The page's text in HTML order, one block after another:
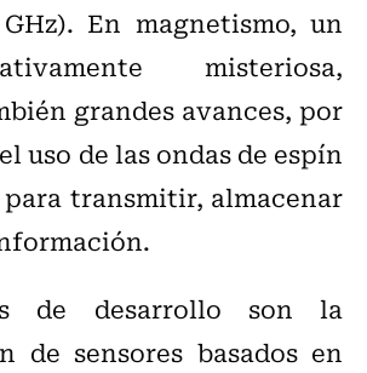
En magnetismo, un
misteriosa,
grandes avances, por
uso de las ondas de espín
para transmitir, almacenar
de desarrollo son la
de sensores basados en